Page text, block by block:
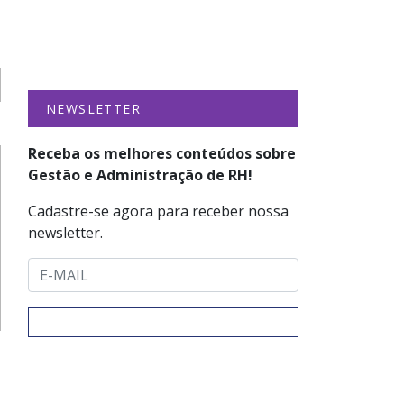
NEWSLETTER
Receba os melhores conteúdos sobre
Gestão e Administração de RH!
Cadastre-se agora para receber nossa
newsletter.